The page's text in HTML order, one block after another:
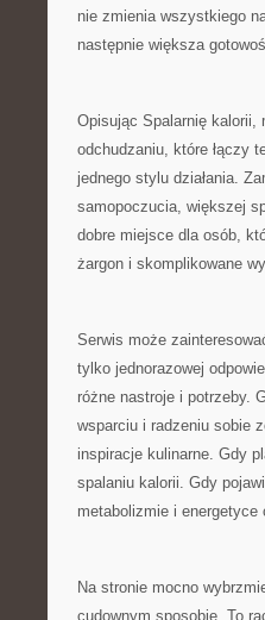
nie zmienia wszystkiego
następnie większa
Opisując Spalarnię kalorii,
odchudzaniu, które łączy
jednego stylu działania.
samopoczucia, większej
dobre miejsce dla osób,
żargon i skomplikowane
Serwis może
tylko jednorazowej
różne nastroje i potrzeby.
wsparciu i radzeniu sobie
inspiracje kulinarne. Gdy
spalaniu kalorii. Gdy
metabolizmie i energetyce
Na stronie mocno
cudownym sposobie. To